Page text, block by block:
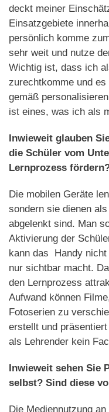
deckt meiner
Einsatzgebiete
persönlich komme
sehr weit und nutze
Wichtig ist, dass ich
zurechtkomme und es
gemäß
ist eines, was ich als
Inwieweit glauben
die Schüler vom
Lernprozess
Die mobilen Geräte
sondern sie dienen
abgelenkt sind. Man
Aktivierung der
kann das Handy
nur sichtbar macht.
den Lernprozess
Aufwand können
Fotoserien zu
erstellt und
als Lehrender kein
Inwieweit sehen Sie
selbst? Sind diese
Die Mediennutzung